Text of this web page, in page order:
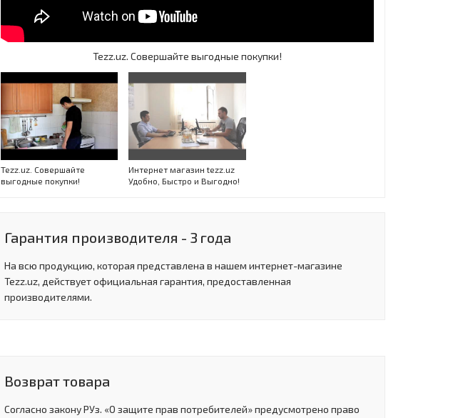
Tezz.uz. Совершайте выгодные покупки!
Tezz.uz. Совершайте
выгодные покупки!
Интернет магазин tezz.uz
Удобно, Быстро и Выгодно!
Гарантия производителя - 3 года
На всю продукцию, которая представлена в нашем интернет-магазине
Tezz.uz, действует официальная гарантия, предоставленная
производителями.
Возврат товара
Согласно закону РУз. «О защите прав потребителей» предусмотрено право